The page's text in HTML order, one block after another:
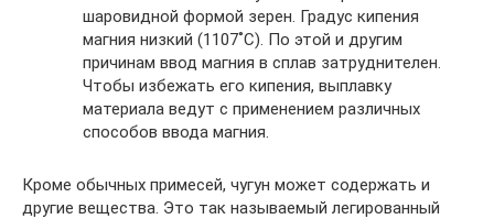
шаровидной формой зерен. Градус кипения
магния низкий (1107˚С). По этой и другим
причинам ввод магния в сплав затруднителен.
Чтобы избежать его кипения, выплавку
материала ведут с применением различных
способов ввода магния.
Кроме обычных примесей, чугун может содержать и
другие вещества. Это так называемый легированный